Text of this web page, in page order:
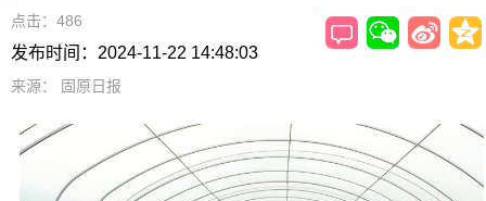
点击：486
发布时间：2024-11-22 14:48:03
来源： 固原日报